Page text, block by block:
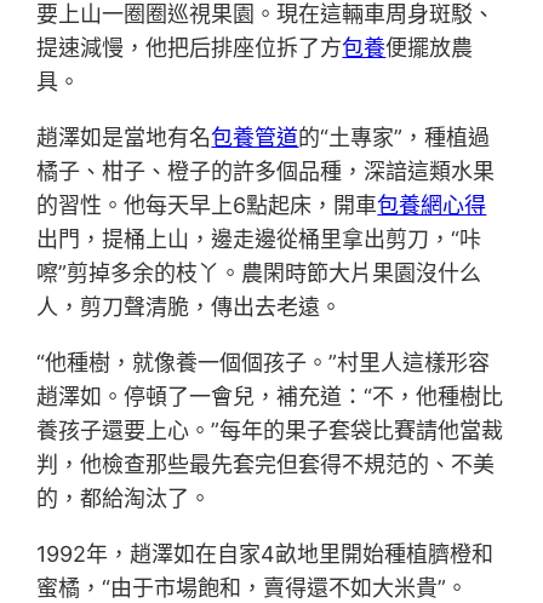
要上山一圈圈巡視果園。現在這輛車周身斑駁、
提速減慢，他把后排座位拆了方包養便擺放農
具。
趙澤如是當地有名包養管道的“土專家”，種植過
橘子、柑子、橙子的許多個品種，深諳這類水果
的習性。他每天早上6點起床，開車包養網心得
出門，提桶上山，邊走邊從桶里拿出剪刀，“咔
嚓”剪掉多余的枝丫。農閑時節大片果園沒什么
人，剪刀聲清脆，傳出去老遠。
“他種樹，就像養一個個孩子。”村里人這樣形容
趙澤如。停頓了一會兒，補充道：“不，他種樹比
養孩子還要上心。”每年的果子套袋比賽請他當裁
判，他檢查那些最先套完但套得不規范的、不美
的，都給淘汰了。
1992年，趙澤如在自家4畝地里開始種植臍橙和
蜜橘，“由于市場飽和，賣得還不如大米貴”。